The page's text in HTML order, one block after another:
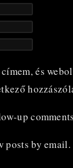
és
up
posts by email.